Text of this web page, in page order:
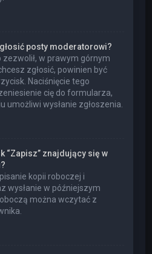
posty moderatorowi?
w prawym górnym
zgłosić, powinien być
Naciśnięcie tego
cię do formularza,
umożliwi wysłanie zgłoszenia.
“Zapisz” znajdujący się w
kopii roboczej i
wysłanie w późniejszym
można wczytać z